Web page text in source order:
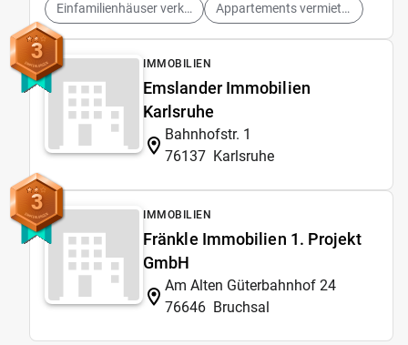
Einfamilienhäuser verkaufen Appartements vermieten
3 IMMOBILIEN
Emslander Immobilien
Karlsruhe
Bahnhofstr. 1
76137 Karlsruhe
3 IMMOBILIEN
Fränkle Immobilien 1. Projekt
GmbH
Am Alten Güterbahnhof 24
76646 Bruchsal